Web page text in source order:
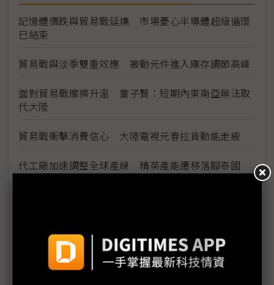
記憶體價跌與貿易戰延燒 市場憂心半導體超級循環
已結束
貿易戰與淡季雙重效應 被動元件進入庫存調節高峰
面對貿易戰摩擦升溫 童子賢：短期內東南亞無法取
代大陸
貿易戰衝擊消費信心 大陸電視元春拉貨動能走疲
代工廠加速調整全球產線 精英產能遷移落腳泰國
金像電耕耘網通、伺服器有成 2018年成功轉虧為盈
全球電子業急撤中國 投資越南何處去